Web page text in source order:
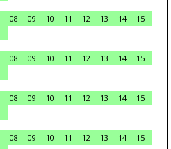
08 09 10 11 12 13 14
15
08 09 10 11 12 13 14
15
08 09 10 11 12 13 14
15
08 09 10 11 12 13 14
15